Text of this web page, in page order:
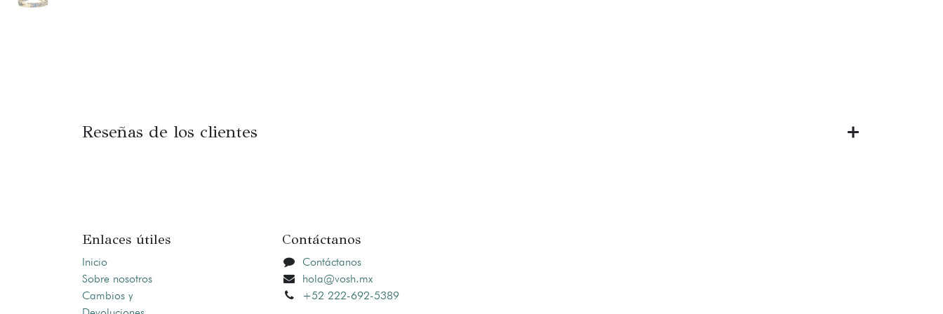
Reseñas de los clientes
Enlaces útiles
Inicio
Sobre nosotros
Cambios y
Contáctanos
Contáctanos
hola@vosh.mx
+52 222-692-5389